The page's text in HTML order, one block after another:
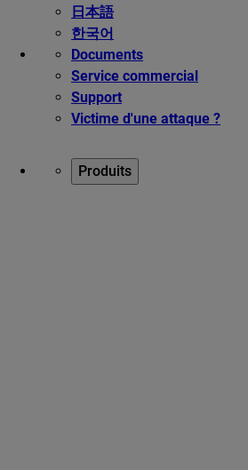
日本語
한국어
Documents
Service commercial
Support
Victime d'une attaque ?
Produits